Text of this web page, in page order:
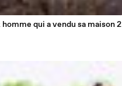
qui a vendu sa maison 2